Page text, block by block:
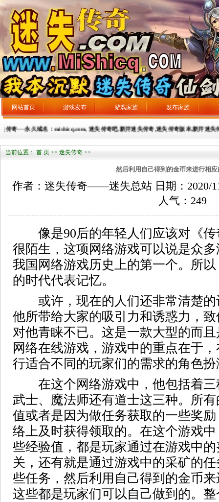
网站首页 游戏发布 游戏家族 发布家族
----永久域名：mishicq.com, 迷失传奇吧,新开迷失传奇,迷失传奇版本,新开迷失传奇
当前位置： 首 页 >> 迷失传奇 >>
然后利用自己得到的金币来进行相
作者：迷失传奇——迷失总站 日期：2020/
人气： 249
像是90后的年轻人们应该对《传
很陌生，这项网络游戏可以说是众
我国网络游戏历史上的第一个。所
的时代代表记忆。
或许，现在的人们还非常清楚的
他所带给大家的吸引力和诱惑力，
对他青睐不已。这是一款大型的而
网络在线游戏，游戏中的重点在于
行适合不同的玩家们的需求的角色
在这个网络游戏中，他包括着三
武士、魔法师还有道士这三种。所
值或者是因为做任务获取的一些奖
络上及时获得领取的。在这个游戏
些经验值，都是玩家通过在游戏中
关，还有就是通过游戏中的采矿的
些任务，然后利用自己得到的金币
这些都是玩家们可以自己做到的。